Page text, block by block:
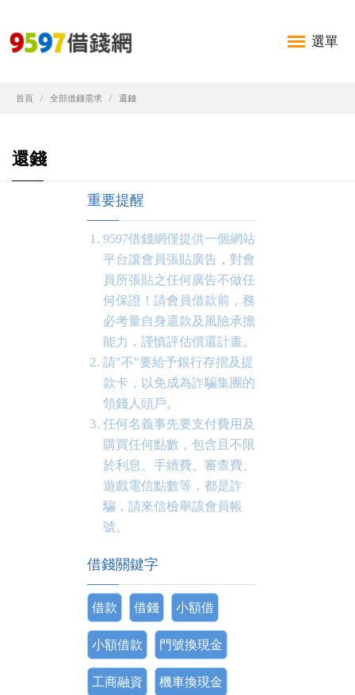
選單
首頁 全部借錢需求 還錢
還錢
重要提醒
9597借錢網僅提供一個網站
平台讓會員張貼廣告，對會
員所張貼之任何廣告不做任
何保證！請會員借款前，務
必考量自身還款及風險承擔
能力，謹慎評估償還計畫。
請"不"要給予銀行存摺及提
款卡，以免成為詐騙集團的
領錢人頭戶。
任何名義事先要支付費用及
購買任何點數，包含且不限
於利息、手續費、審查費、
遊戲電信點數等，都是詐
騙，請來信檢舉該會員帳
號。
借錢關鍵字
借款 借錢 小額借
小額借款 門號換現金
工商融資 機車換現金